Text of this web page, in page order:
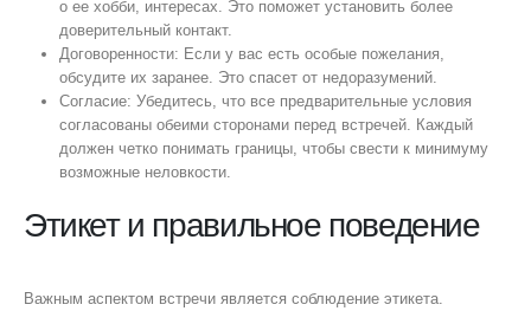
о ее хобби, интересах. Это поможет установить более
доверительный контакт.
Договоренности: Если у вас есть особые пожелания,
обсудите их заранее. Это спасет от недоразумений.
Согласие: Убедитесь, что все предварительные условия
согласованы обеими сторонами перед встречей. Каждый
должен четко понимать границы, чтобы свести к минимуму
возможные неловкости.
Этикет и правильное поведение
Важным аспектом встречи является соблюдение этикета.